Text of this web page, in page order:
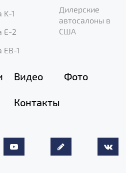
K-1
E-2
EB-1
Дилерские
автосалоны в
США
Видео Фото
Контакты